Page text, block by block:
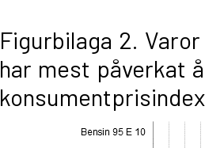
Figurbilaga 2.
har mest påverkat